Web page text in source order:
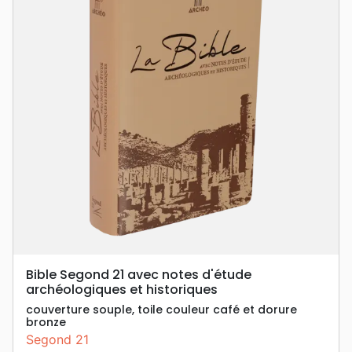
Bible Segond 21 avec notes d'étude
archéologiques et historiques
couverture souple, toile couleur café et dorure
bronze
Segond 21